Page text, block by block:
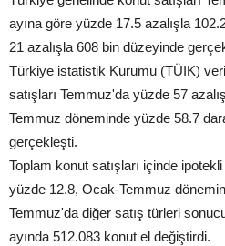
ayına göre yüzde 17.5 azalışla
21 azalışla 608 bin düzeyinde
Türkiye istatistik Kurumu (TÜIK)
satışları Temmuz'da yüzde 57
Temmuz döneminde yüzde 58.7
gerçekleşti.
Toplam konut satışları içinde
yüzde 12.8, Ocak-Temmuz
Temmuz'da diğer satış türleri
ayında 512.083 konut el değiştirdi.